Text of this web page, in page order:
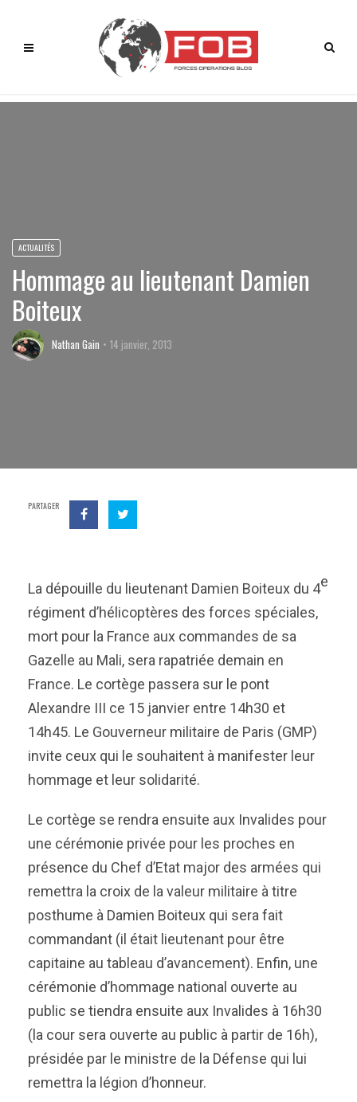
ACTUALITÉS
Hommage au lieutenant Damien
Boiteux
Nathan Gain 14 janvier, 2013
PARTAGER
La dépouille du lieutenant Damien Boiteux du 4e
régiment d’hélicoptères des forces spéciales,
mort pour la France aux commandes de sa
Gazelle au Mali, sera rapatriée demain en
France. Le cortège passera sur le pont
Alexandre III ce 15 janvier entre 14h30 et
14h45. Le Gouverneur militaire de Paris (GMP)
invite ceux qui le souhaitent à manifester leur
hommage et leur solidarité.
Le cortège se rendra ensuite aux Invalides pour
une cérémonie privée pour les proches en
présence du Chef d’Etat major des armées qui
remettra la croix de la valeur militaire à titre
posthume à Damien Boiteux qui sera fait
commandant (il était lieutenant pour être
capitaine au tableau d’avancement). Enfin, une
cérémonie d’hommage national ouverte au
public se tiendra ensuite aux Invalides à 16h30
(la cour sera ouverte au public à partir de 16h),
présidée par le ministre de la Défense qui lui
remettra la légion d’honneur.